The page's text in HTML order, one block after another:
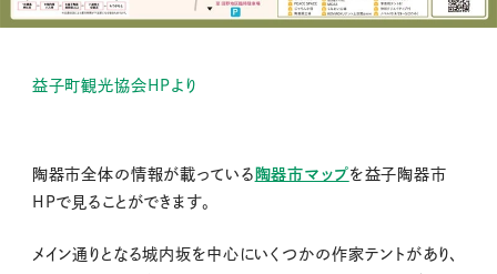
益子町観光協会HPより
陶器市全体の情報が載っている 陶器市マップを益子陶器市
HPで見ることができます。
メイン通りとなる城内坂を中心にいくつかの作家テントがあり、